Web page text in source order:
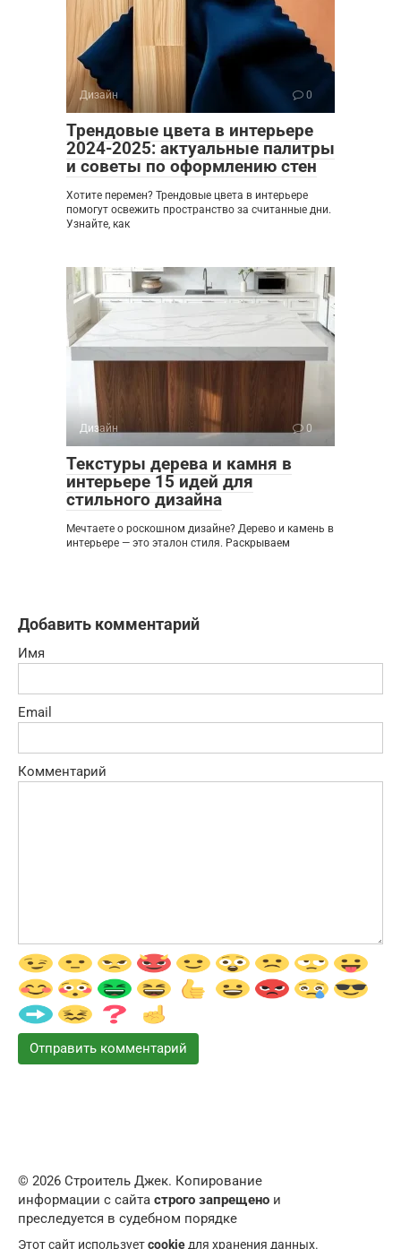
Дизайн 0
Трендовые цвета в интерьере
2024-2025: актуальные палитры
и советы по оформлению стен
Хотите перемен? Трендовые цвета в интерьере
помогут освежить пространство за считанные дни.
Узнайте, как
Дизайн 0
Текстуры дерева и камня в
интерьере 15 идей для
стильного дизайна
Мечтаете о роскошном дизайне? Дерево и камень в
интерьере — это эталон стиля. Раскрываем
Добавить комментарий
Имя
Email
Комментарий
© 2026 Строитель Джек. Копирование
информации с сайта строго запрещено и
преследуется в судебном порядке
Этот сайт используетcookieдля хранения данных.